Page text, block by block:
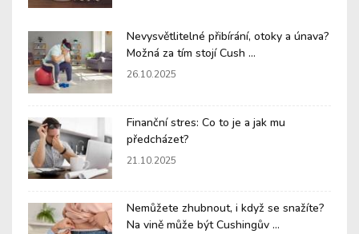
Nevysvětlitelné přibírání, otoky a únava?
Možná za tím stojí Cush ...
26.10.2025
Finanční stres: Co to je a jak mu
předcházet?
21.10.2025
Nemůžete zhubnout, i když se snažíte?
Na vině může být Cushingův ...